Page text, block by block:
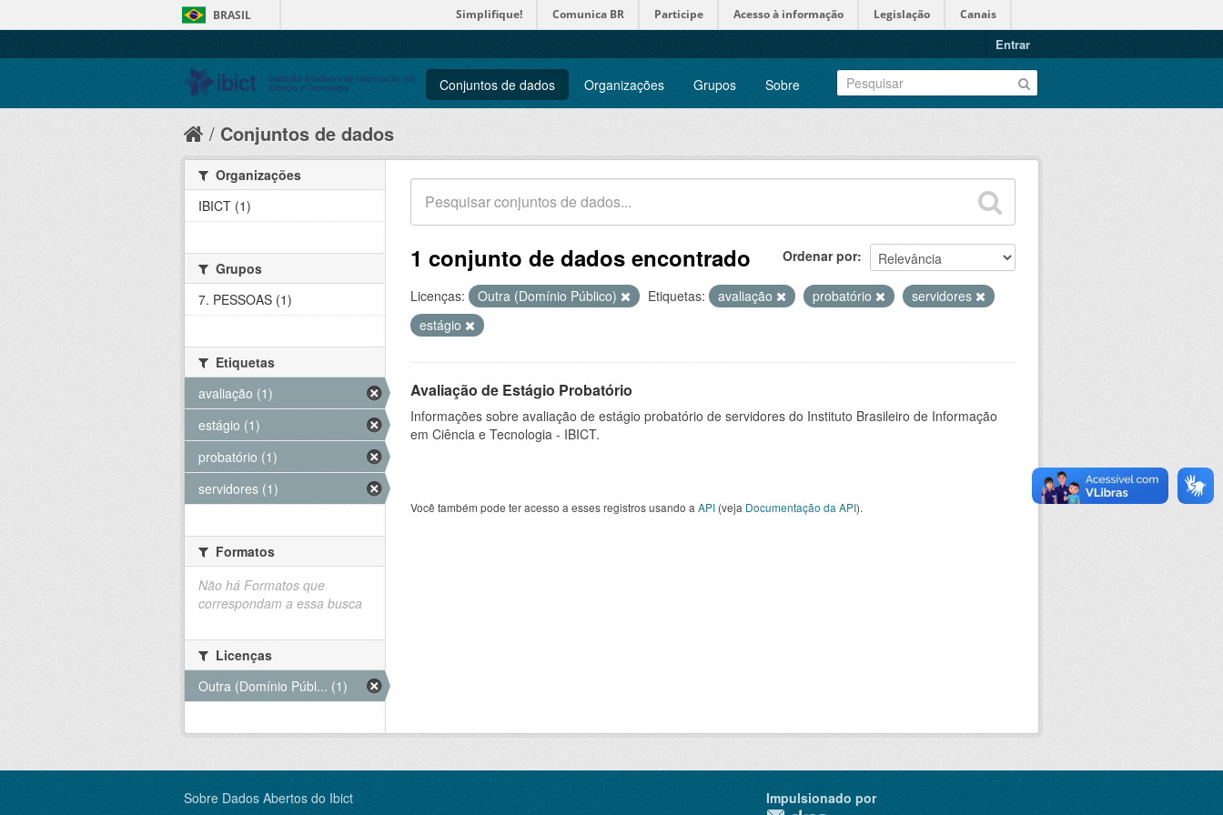
BRASIL Simplifique! Comunica BR Participe Acesso à informação Legislação Canais
Entrar
Conjuntos de dados Organizações Grupos Sobre
Conjuntos de dados
Ordenar por
1 conjunto de dados encontrado
Licenças: Outra (Domínio Público) Etiquetas: avaliação probatório
servidores
estágio
Avaliação de Estágio Probatório
Informações sobre avaliação de estágio probatório de servidores do Instituto Brasileiro de Informação
em Ciência e Tecnologia - IBICT.
Você também pode ter acesso a esses registros usando a API (veja Documentação da API).
Organizações
IBICT (1)
Grupos
7. PESSOAS (1)
Etiquetas
avaliação (1)
estágio (1)
probatório (1)
servidores (1)
Formatos
Não há Formatos que
correspondam a essa busca
Licenças
Outra (Domínio Públ... (1)
Sobre Dados Abertos do Ibict
Impulsionado por